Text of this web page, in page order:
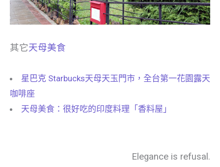
其它天母美食
星巴克 Starbucks天母天玉門市，全台第一花園露天
咖啡座
天母美食：很好吃的印度料理「香料屋」
Elegance is refusal.